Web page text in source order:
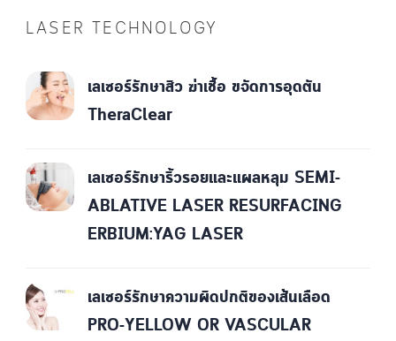
LASER TECHNOLOGY
เลเซอร์รักษาสิว ฆ่าเชื้อ ขจัดการอุดตัน
TheraClear
เลเซอร์รักษาริ้วรอยและแผลหลุม SEMI-
ABLATIVE LASER RESURFACING
ERBIUM:YAG LASER
เลเซอร์รักษาความผิดปกติของเส้นเลือด
PRO-YELLOW OR VASCULAR